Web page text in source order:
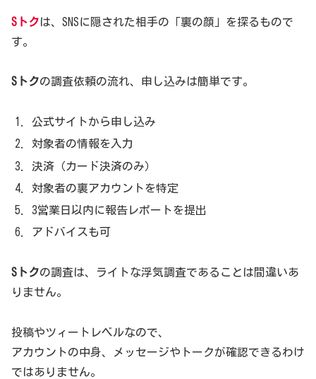
株式会社企業調査センター（本社：東京都千代田区）は12
用者の声を公表
・大きな問題のない人物だと判って安心しました。
（60％）
・過激な投稿も結構ありますね（12%）
・一人でたくさんのアカウントがあるんですね（21％）
・もっと詳しい事を知りたい（5％）
ービスとSNSリテラシー教育
2020年はコロナ禍によって生活様式も変わり、新たな世の
Sトクは、SNSに隠された相手の「裏の顔」を探るもので
す。
Sトクの調査依頼の流れ、申し込みは簡単です。
公式サイトから申し込み
対象者の情報を入力
決済（カード決済のみ）
対象者の裏アカウントを特定
3営業日以内に報告レポートを提出
アドバイスも可
Sトクの調査は、ライトな浮気調査であることは間違いあ
りません。
投稿やツィートレベルなので、
アカウントの中身、メッセージやトークが確認できるわけ
ではありません。